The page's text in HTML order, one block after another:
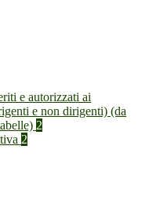
e autorizzati ai
e non dirigenti) (da
2
2